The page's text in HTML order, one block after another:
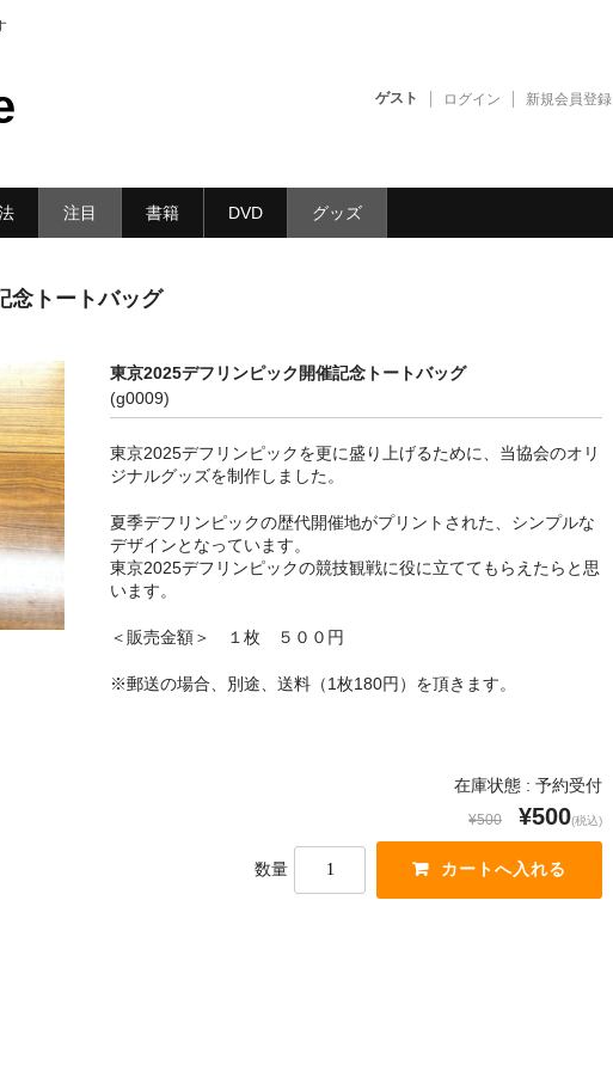
ゲスト ログイン 新規会員登録
注目 書籍 DVD グッズ
念トートバッグ
東京2025デフリンピック開催記念トートバッグ
(g0009)
東京2025デフリンピックを更に盛り上げるために、当協会のオリ
ジナルグッズを制作しました。
夏季デフリンピックの歴代開催地がプリントされた、シンプルな
デザインとなっています。
東京2025デフリンピックの競技観戦に役に立ててもらえたらと思
います。
＜販売金額＞ １枚 ５００円
※郵送の場合、別途、送料（1枚180円）を頂きます。
在庫状態 : 予約受付
¥500 ¥500(税込)
数量